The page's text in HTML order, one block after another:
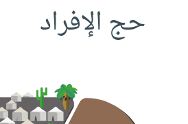
حج الإفراد